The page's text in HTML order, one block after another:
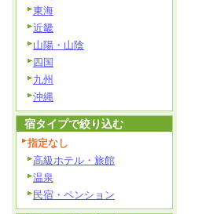
東海
近畿
山陽・山陰
四国
九州
沖縄
宿タイプで絞り込む
指定なし
高級ホテル・旅館
温泉
民宿・ペンション